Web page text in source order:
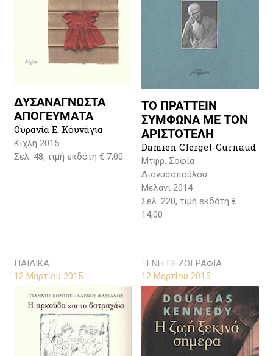
ΔΥΣΑΝΑΓΝΩΣΤΑ
ΑΠΟΓΕΥΜΑΤΑ
Ουρανία Ε. Κουνάγια
Κίχλη 2015
Σελ. 48, τιμή εκδότη € 7,00
ΤΟ ΠΡΑΤΤΕΙΝ
ΣΥΜΦΩΝΑ ΜΕ ΤΟΝ
ΑΡΙΣΤΟΤΕΛΗ
Damien Clerget-Gurnaud
Μτφρ. Σοφία
Διονυσοπούλου
Μελάνι 2014
Σελ. 220, τιμή εκδότη €
14,00
ΠΑΙΔΙΚΑ
12 Μαρτίου 2015
ΞΕΝΗ ΠΕΖΟΓΡΑΦΙΑ
12 Μαρτίου 2015